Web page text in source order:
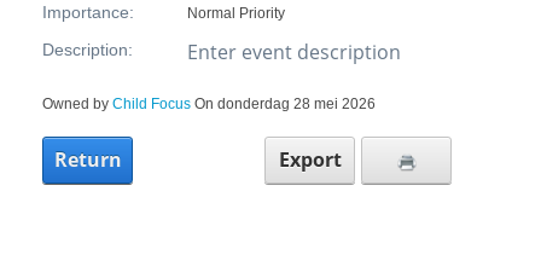
Importance: Normal Priority
Description: Enter event description
Owned by Child Focus On donderdag 28 mei 2026
Return Export